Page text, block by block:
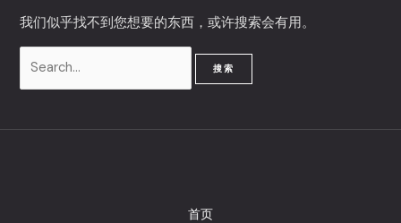
我们似乎找不到您想要的东西，或许搜索会有用。
首页